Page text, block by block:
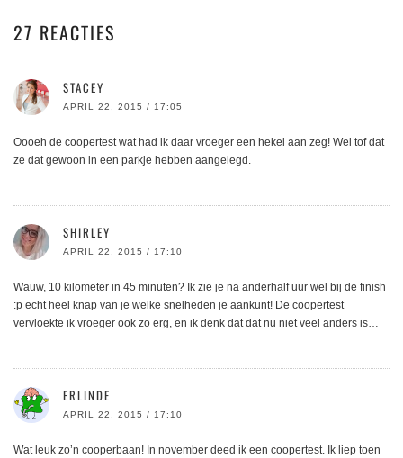
27 REACTIES
STACEY
APRIL 22, 2015 / 17:05
Oooeh de coopertest wat had ik daar vroeger een hekel aan zeg! Wel tof dat
ze dat gewoon in een parkje hebben aangelegd.
SHIRLEY
APRIL 22, 2015 / 17:10
Wauw, 10 kilometer in 45 minuten? Ik zie je na anderhalf uur wel bij de finish
:p echt heel knap van je welke snelheden je aankunt! De coopertest
vervloekte ik vroeger ook zo erg, en ik denk dat dat nu niet veel anders is…
ERLINDE
APRIL 22, 2015 / 17:10
Wat leuk zo’n cooperbaan! In november deed ik een coopertest. Ik liep toen